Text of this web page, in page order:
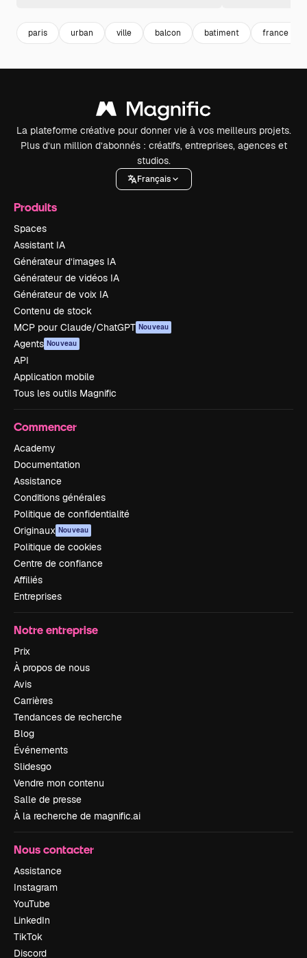
paris urban ville balcon batiment france
La plateforme créative pour donner vie à vos meilleurs projets.
Plus d’un million d’abonnés : créatifs, entreprises, agences et
studios.
Français
Produits
Spaces
Assistant IA
Générateur d’images IA
Générateur de vidéos IA
Générateur de voix IA
Contenu de stock
MCP pour Claude/ChatGPT Nouveau
Agents Nouveau
API
Application mobile
Tous les outils Magnific
Commencer
Academy
Documentation
Assistance
Conditions générales
Politique de confidentialité
Originaux Nouveau
Politique de cookies
Centre de confiance
Affiliés
Entreprises
Notre entreprise
Prix
À propos de nous
Avis
Carrières
Tendances de recherche
Blog
Événements
Slidesgo
Vendre mon contenu
Salle de presse
À la recherche de magnific.ai
Nous contacter
Assistance
Instagram
YouTube
LinkedIn
TikTok
Discord